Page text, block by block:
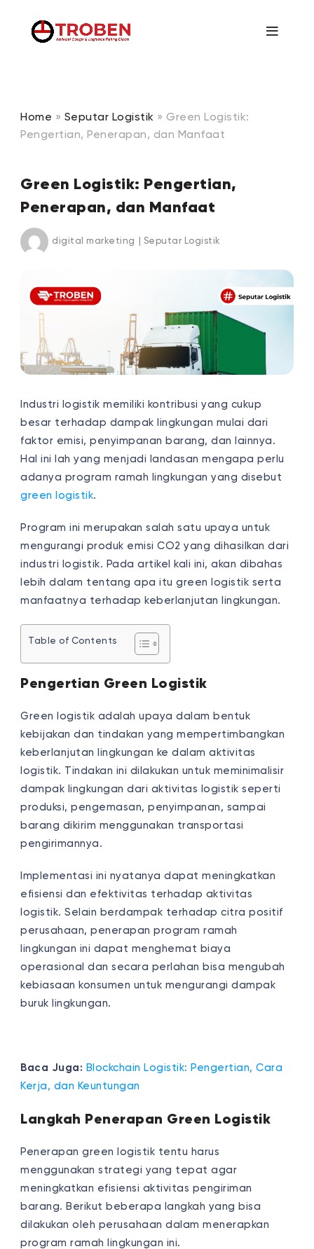
Home » Seputar Logistik »Green Logistik:
Pengertian, Penerapan, dan Manfaat
Green Logistik: Pengertian,
Penerapan, dan Manfaat
digital marketing Seputar Logistik
Industri logistik memiliki kontribusi yang cukup
besar terhadap dampak lingkungan mulai dari
faktor emisi, penyimpanan barang, dan lainnya.
Hal ini lah yang menjadi landasan mengapa perlu
adanya program ramah lingkungan yang disebut
green logistik.
Program ini merupakan salah satu upaya untuk
mengurangi produk emisi CO2 yang dihasilkan dari
industri logistik. Pada artikel kali ini, akan dibahas
lebih dalam tentang apa itu green logistik serta
manfaatnya terhadap keberlanjutan lingkungan.
Table of Contents
Pengertian Green Logistik
Green logistik adalah upaya dalam bentuk
kebijakan dan tindakan yang mempertimbangkan
keberlanjutan lingkungan ke dalam aktivitas
logistik. Tindakan ini dilakukan untuk meminimalisir
dampak lingkungan dari aktivitas logistik seperti
produksi, pengemasan, penyimpanan, sampai
barang dikirim menggunakan transportasi
pengirimannya.
Implementasi ini nyatanya dapat meningkatkan
efisiensi dan efektivitas terhadap aktivitas
logistik. Selain berdampak terhadap citra positif
perusahaan, penerapan program ramah
lingkungan ini dapat menghemat biaya
operasional dan secara perlahan bisa mengubah
kebiasaan konsumen untuk mengurangi dampak
buruk lingkungan.
Baca Juga: Blockchain Logistik: Pengertian, Cara
Kerja, dan Keuntungan
Langkah Penerapan Green Logistik
Penerapan green logistik tentu harus
menggunakan strategi yang tepat agar
meningkatkan efisiensi aktivitas pengiriman
barang. Berikut beberapa langkah yang bisa
dilakukan oleh perusahaan dalam menerapkan
program ramah lingkungan ini.